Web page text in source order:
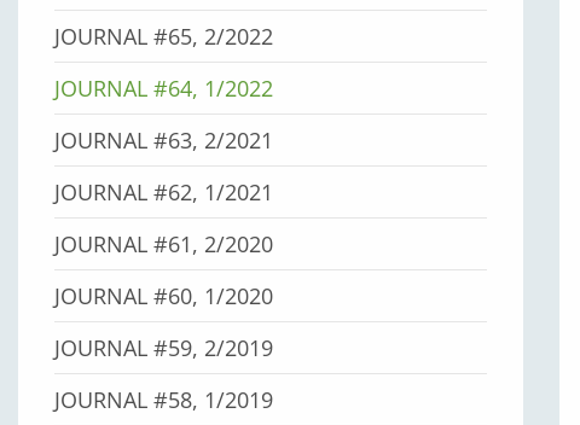
JOURNAL #65, 2/2022
JOURNAL #64, 1/2022
JOURNAL #63, 2/2021
JOURNAL #62, 1/2021
JOURNAL #61, 2/2020
JOURNAL #60, 1/2020
JOURNAL #59, 2/2019
JOURNAL #58, 1/2019